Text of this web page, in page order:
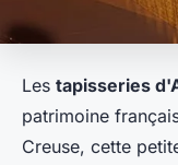
Les tapisseries
patrimoine
Creuse, cette